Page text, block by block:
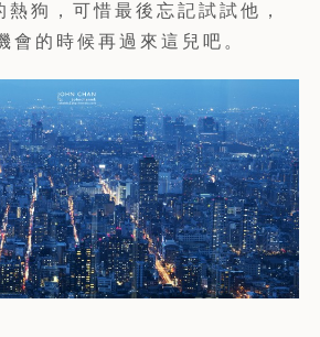
狗，可惜最後忘記試試他，
會的時候再過來這兒吧。